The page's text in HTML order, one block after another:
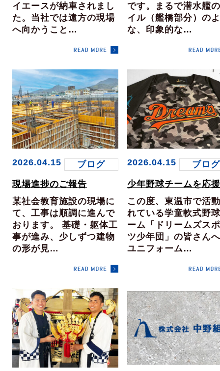
イエースが納車されまし
た。当社では遠方の現場
へ向かうこと…
です。まるで潜水艦
イル（艦橋部分）の
な、印象的な…
2026.04.15
ブログ
現場進捗のご報告
某社会教育施設の現場に
て、工事は順調に進んで
おります。 基礎・躯体工
事が進み、少しずつ建物
の形が見…
2026.04.15
ブログ
少年野球チームを応
この度、東温市で活
れている学童軟式野
ーム「ドリームズス
ツ少年団」の皆さん
ユニフォーム…